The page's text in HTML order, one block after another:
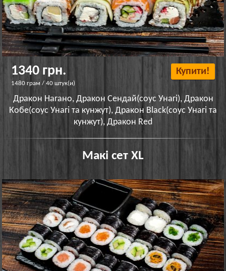
1340 грн.
1480 грам / 40 штук(и)
Купити!
Дракон Нагано, Дракон Сендай(соус Унагі), Дракон
Кобе(соус Унагі та кунжут), Дракон Black(соус Унагі та
кунжут), Дракон Red
Макі сет XL